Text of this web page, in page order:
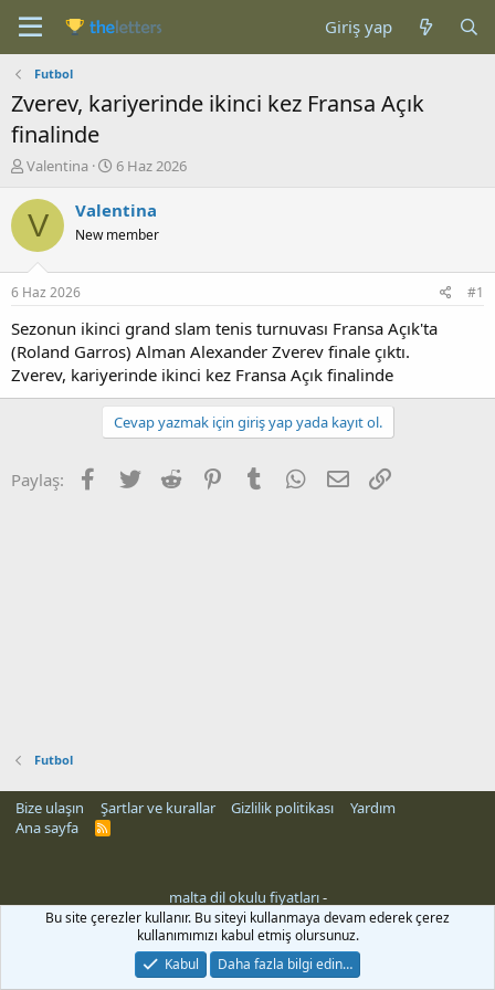
Giriş yap
Futbol
Zverev, kariyerinde ikinci kez Fransa Açık
finalinde
K
n
b
u
u
b
a
l
a
t
Valentina
B
ş
a
ç
a
r
i
h
i
6 Haz 2026
V Valentina
New member
6 Haz 2026 #1
Sezonun ikinci grand slam tenis turnuvası Fransa Açık'ta
(Roland Garros) Alman Alexander Zverev finale çıktı.
Zverev, kariyerinde ikinci kez Fransa Açık finalinde
Cevap yazmak için giriş yap yada kayıt ol.
Paylaş: Facebook
Twitter Reddit PinterestTumblr WhatsApp
E-posta
Futbol
Bize ulaşın Şartlar ve kurallar Gizlilik politikası
Yardım
Ana sayfa
R
malta dil okulu fiyatları-
Bu site çerezler kullanır. Bu siteyi kullanmaya devam ederek çerez
kullanımımızı kabul etmiş olursunuz.
Kabul
Daha fazla bilgi edin…